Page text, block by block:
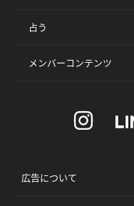
占う
メンバーコンテンツ
広告について